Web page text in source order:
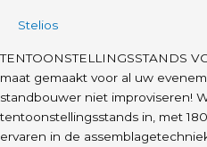
Stelios
TENTOONSTELLINGSSTANDS
maat gemaakt voor al uw
standbouwer niet improviseren!
tentoonstellingsstands in, met
ervaren in de